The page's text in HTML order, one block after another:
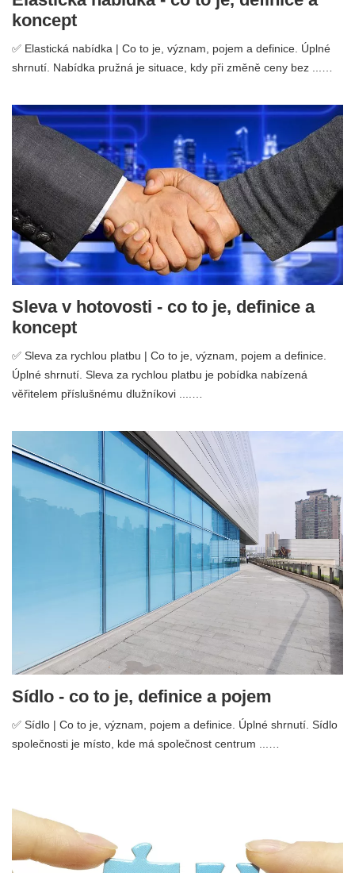
koncept
✅ Elastická nabídka | Co to je, význam, pojem a definice. Úplné
shrnutí. Nabídka pružná je situace, kdy při změně ceny bez ...…
Sleva v hotovosti - co to je, definice a
koncept
✅ Sleva za rychlou platbu | Co to je, význam, pojem a definice.
Úplné shrnutí. Sleva za rychlou platbu je pobídka nabízená
věřitelem příslušnému dlužníkovi ....…
Sídlo - co to je, definice a pojem
✅ Sídlo | Co to je, význam, pojem a definice. Úplné shrnutí. Sídlo
společnosti je místo, kde má společnost centrum ...…